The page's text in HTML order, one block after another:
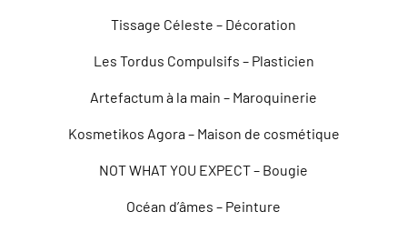
Tissage Céleste – Décoration
Les Tordus Compulsifs – Plasticien
Artefactum à la main – Maroquinerie
Kosmetikos Agora – Maison de cosmétique
NOT WHAT YOU EXPECT – Bougie
Océan d’âmes – Peinture